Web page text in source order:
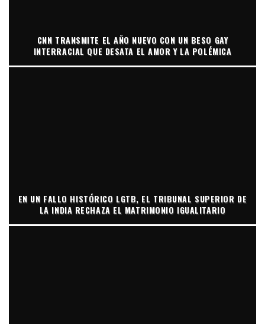
CNN TRANSMITE EL AÑO NUEVO CON UN BESO GAY
INTERRACIAL QUE DESATA EL AMOR Y LA POLÉMICA
EN UN FALLO HISTÓRICO LGTB, EL TRIBUNAL SUPERIOR DE
LA INDIA RECHAZA EL MATRIMONIO IGUALITARIO